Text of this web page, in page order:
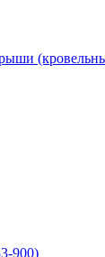
900)